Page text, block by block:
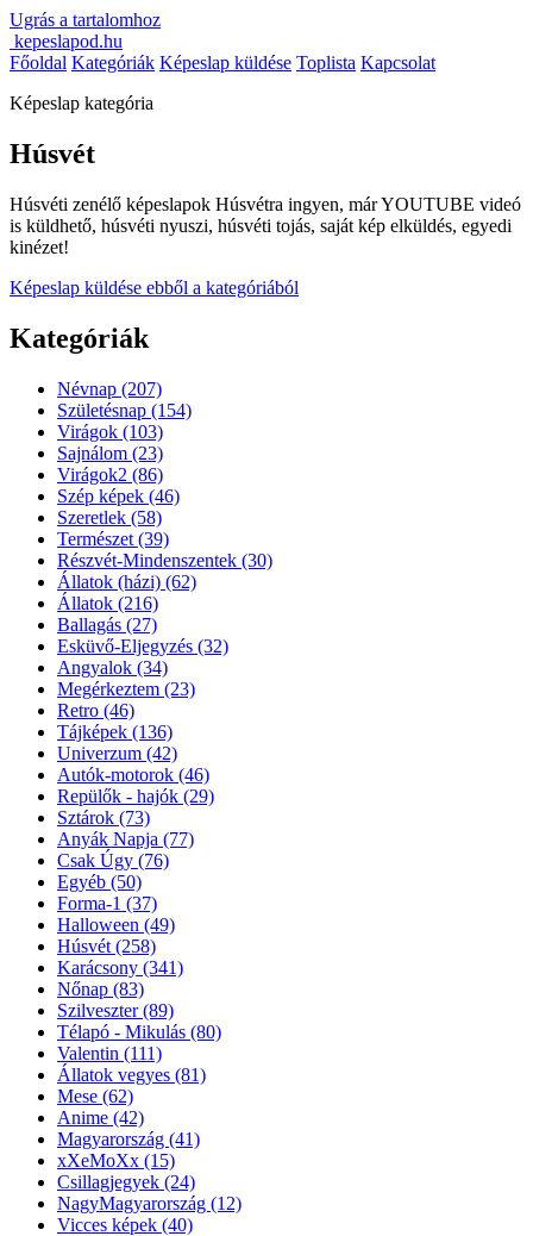
Ugrás a tartalomhoz
kepeslapod.hu
Főoldal Kategóriák Képeslap küldése Toplista Kapcsolat
Képeslap kategória
Húsvét
Húsvéti zenélő képeslapok Húsvétra ingyen, már YOUTUBE videó
is küldhető, húsvéti nyuszi, húsvéti tojás, saját kép elküldés, egyedi
kinézet!
Képeslap küldése ebből a kategóriából
Kategóriák
Névnap (207)
Születésnap (154)
Virágok (103)
Sajnálom (23)
Virágok2 (86)
Szép képek (46)
Szeretlek (58)
Természet (39)
Részvét-Mindenszentek (30)
Állatok (házi) (62)
Állatok (216)
Ballagás (27)
Esküvő-Eljegyzés (32)
Angyalok (34)
Megérkeztem (23)
Retro (46)
Tájképek (136)
Univerzum (42)
Autók-motorok (46)
Repülők - hajók (29)
Sztárok (73)
Anyák Napja (77)
Csak Úgy (76)
Egyéb (50)
Forma-1 (37)
Halloween (49)
Húsvét (258)
Karácsony (341)
Nőnap (83)
Szilveszter(89)
Télapó - Mikulás (80)
Valentin (111)
Állatok vegyes (81)
Mese (62)
Anime (42)
Magyarország (41)
xXeMoXx (15)
Csillagjegyek (24)
NagyMagyarország (12)
Vicces képek (40)